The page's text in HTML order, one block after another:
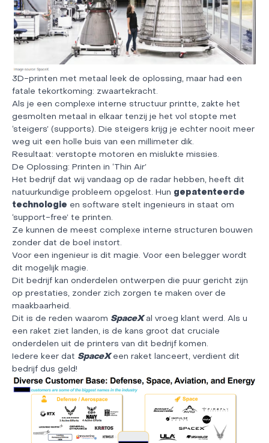
3D-printen met metaal leek de oplossing, maar had een
fatale tekortkoming: zwaartekracht.
Als je een complexe interne structuur printte, zakte het
gesmolten metaal in elkaar tenzij je het vol stopte met
‘steigers’ (supports). Die steigers krijg je echter nooit meer
weg uit een holle buis van een millimeter dik.
Resultaat: verstopte motoren en mislukte missies.
De Oplossing: Printen in ‘Thin Air’
Het bedrijf dat wij vandaag op de radar hebben, heeft dit
natuurkundige probleem opgelost. Hun gepatenteerde
technologie en software stelt ingenieurs in staat om
‘support-free’ te printen.
Ze kunnen de meest complexe interne structuren bouwen
zonder dat de boel instort.
Voor een ingenieur is dit magie. Voor een belegger wordt
dit mogelijk magie.
Dit bedrijf kan onderdelen ontwerpen die puur gericht zijn
op prestaties, zonder zich zorgen te maken over de
maakbaarheid.
Dit is de reden waarom SpaceXal vroeg klant werd. Als u
een raket ziet landen, is de kans groot dat cruciale
onderdelen uit de printers van dit bedrijf komen.
Iedere keer dat SpaceXeen raket lanceert, verdient dit
bedrijf dus geld!